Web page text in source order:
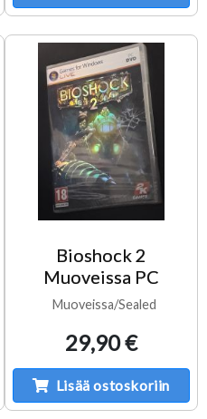
Bioshock 2
Muoveissa PC
Muoveissa/Sealed
29,90 €
Lisää ostoskoriin